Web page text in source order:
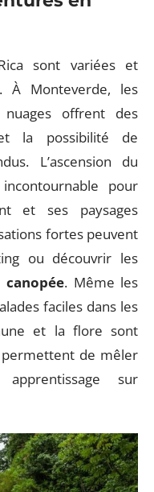
sont variées et
À Monteverde, les
offrent des
et la possibilité de
L’ascension du
pour
et ses paysages
fortes peuvent
ou découvrir les
canopée. Même les
faciles dans les
et la flore sont
permettent de mêler
sur